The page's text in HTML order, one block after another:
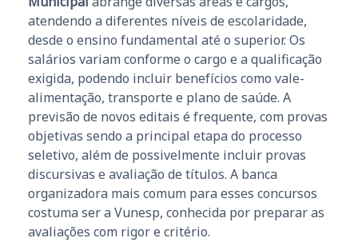
atendendo a diferentes níveis de escolaridade,
desde o ensino fundamental até o superior. Os
salários variam conforme o cargo e a qualificação
exigida, podendo incluir benefícios como vale-
alimentação, transporte e plano de saúde. A
previsão de novos editais é frequente, com provas
objetivas sendo a principal etapa do processo
seletivo, além de possivelmente incluir provas
discursivas e avaliação de títulos. A banca
organizadora mais comum para esses concursos
costuma ser a Vunesp, conhecida por preparar as
avaliações com rigor e critério.